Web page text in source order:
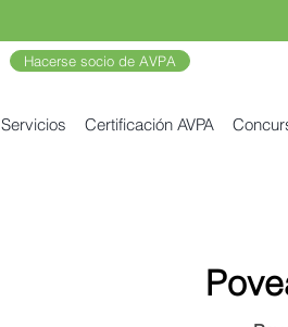
Hacerse socio de AVPA
Servicios Certificación AVPA